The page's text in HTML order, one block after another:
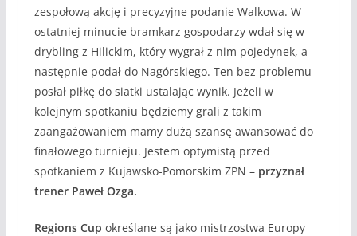
zespołową akcję i precyzyjne podanie Walkowa. W
ostatniej minucie bramkarz gospodarzy wdał się w
drybling z Hilickim, który wygrał z nim pojedynek, a
następnie podał do Nagórskiego. Ten bez problemu
posłał piłkę do siatki ustalając wynik. Jeżeli w
kolejnym spotkaniu będziemy grali z takim
zaangażowaniem mamy dużą szansę awansować do
finałowego turnieju. Jestem optymistą przed
spotkaniem z Kujawsko-Pomorskim ZPN –przyznał
trener Paweł Ozga.
Regions Cup określane są jako mistrzostwa Europy